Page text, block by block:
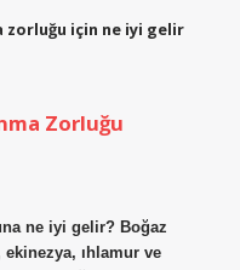
zorluğu için ne iyi gelir
Zorluğu
ne iyi gelir? Boğaz
ıhlamur ve